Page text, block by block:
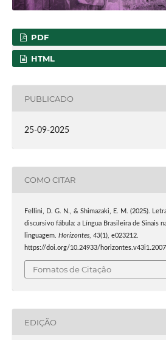
PDF
HTML
PUBLICADO
25-09-2025
COMO CITAR
Fellini, D. G. N., & Shimazaki, E. M. (2025).
discursivo fábula: a Língua Brasileira de Sinais
linguagem. Horizontes, 43(1), e023212.
https://doi.org/10.24933/horizontes.v43i1.2007
Fomatos de Citação
EDIÇÃO